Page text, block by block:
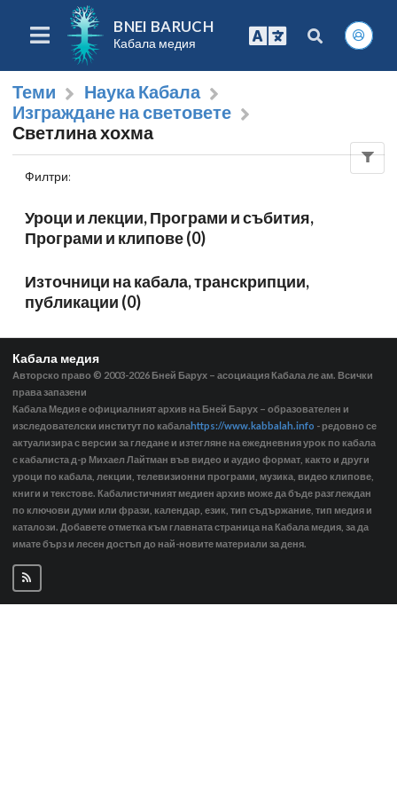
BNEI BARUCH
Кабала медия
Теми
Наука Кабала
Изграждане на световете
Светлина хохма
Филтри:
Уроци и лекции, Програми и събития,
Програми и клипове (0)
Източници на кабала, транскрипции,
публикации (0)
Кабала медия
Авторско право © 2003-2026 Бней Барух – асоциация Кабала ле ам. Всички
права запазени
Кабала Медия е официалният архив на Бней Барух – образователен и
изследователски институт по кабалаhttps://www.kabbalah.info - редовно се
актуализира с версии за гледане и изтегляне на ежедневния урок по кабала
с кабалиста д-р Михаел Лайтман във видео и аудио формат, както и други
уроци по кабала, лекции, телевизионни програми, музика, видео клипове,
книги и текстове. Кабалистичният медиен архив може да бъде разглеждан
по ключови думи или фрази, календар, език, тип съдържание, тип медия и
каталози. Добавете отметка към главната страница на Кабала медия, за да
имате бърз и лесен достъп до най-новите материали за деня.